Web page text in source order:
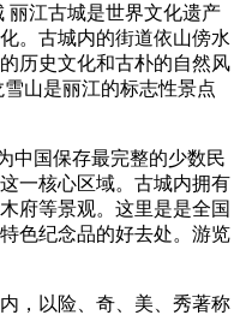
丽江古城是世界文化遗产
。古城内的街道依山傍水
历史文化和古朴的自然风
山是丽江的标志性景点
中国保存最完整的少数民
一核心区域。古城内拥有
府等景观。这里是是全国
色纪念品的好去处。游览
，以险、奇、美、秀著称